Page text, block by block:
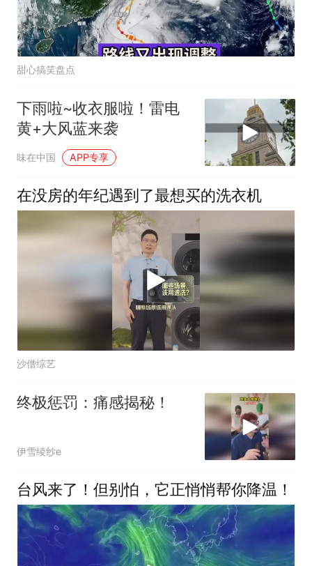
甜心搞笑盘点
下雨啦~收衣服啦！雷电
黄+大风蓝来袭
味在中国 APP专享
在没房的年纪遇到了最想买的洗衣机
沙僧综艺
终极惩罚：痛感揭秘！
伊雪绫纱e
台风来了！但别怕，它正悄悄帮你降温！